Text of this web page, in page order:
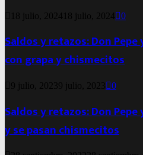
18 julio, 2024 18 julio, 2024 0
Saldos y retazos: Don
con grapa y chismecitos
9 julio, 20239 julio, 2023 0
Saldos y retazos: Don
y se pasan chismecitos